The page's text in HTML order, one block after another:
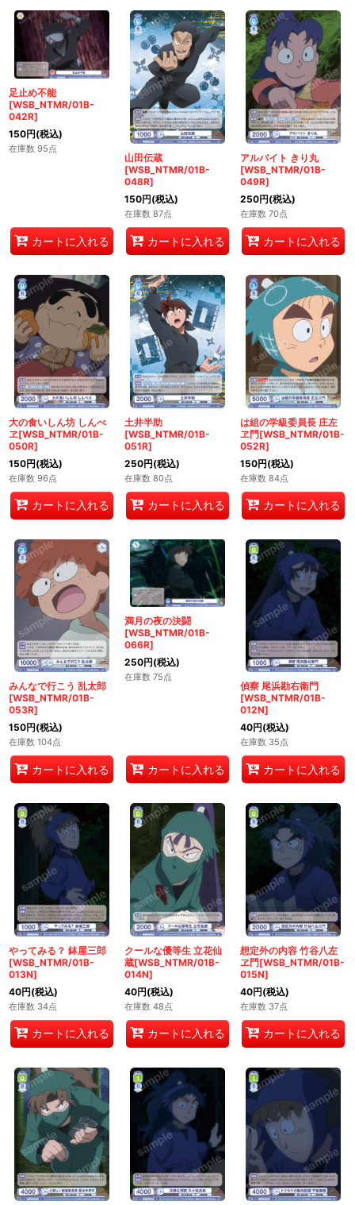
足止め不能
[WSB_NTMR/01B-
042R]
150円(税込)
在庫数 95点
カートに入れる
山田伝蔵
[WSB_NTMR/01B-
048R]
150円(税込)
在庫数 87点
カートに入れる
アルバイト きり丸
[WSB_NTMR/01B-
049R]
250円(税込)
在庫数 70点
カートに入れる
大の食いしん坊 しんべ
ヱ[WSB_NTMR/01B-
050R]
150円(税込)
在庫数 96点
カートに入れる
土井半助
[WSB_NTMR/01B-
051R]
250円(税込)
在庫数 80点
カートに入れる
は組の学級委員長 庄左
ヱ門[WSB_NTMR/01B-
052R]
150円(税込)
在庫数 84点
カートに入れる
みんなで行こう 乱太郎
[WSB_NTMR/01B-
053R]
150円(税込)
在庫数 104点
カートに入れる
満月の夜の決闘
[WSB_NTMR/01B-
066R]
250円(税込)
在庫数 75点
カートに入れる
偵察 尾浜勘右衛門
[WSB_NTMR/01B-
012N]
40円(税込)
在庫数 35点
カートに入れる
やってみる？ 鉢屋三郎
[WSB_NTMR/01B-
013N]
40円(税込)
在庫数 34点
カートに入れる
クールな優等生 立花仙
蔵[WSB_NTMR/01B-
014N]
40円(税込)
在庫数 48点
カートに入れる
想定外の内容 竹谷八左
ヱ門[WSB_NTMR/01B-
015N]
40円(税込)
在庫数 37点
カートに入れる